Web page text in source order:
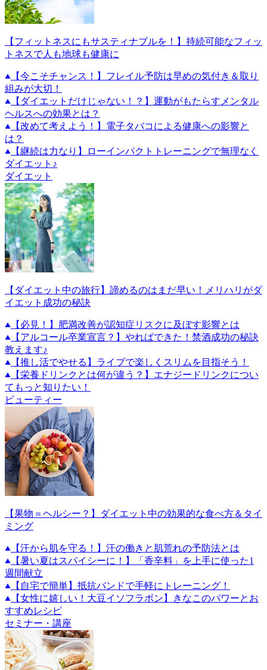
【フィットネスにもサスティナブルを！】持続可能なフィッ
トネスで人も地球も健康に
【今こそチャンス！】フレイル予防は早めの気付き＆取り
組みが大切！
【ダイエットだけじゃない！？】運動がもたらすメンタル
ヘルスへの効果とは？
【改めて考えよう！】電子タバコによる健康への影響と
は？
【継続は力なり】ローインパクトトレーニングで無理なく
ダイエット♪
ダイエット
【ダイエット中の旅行】諦めるのはまだ早い！メリハリがダ
イエット成功の秘訣
【必見！】肥満改善が認知症リスクに及ぼす影響とは
【アルコール卒業宣言？】やればできた！禁酒成功の秘訣
教えます♪
【推し活でやせる】ライブで楽しくスリムを目指そう！
【栄養ドリンクとは何が違う？】エナジードリンクについ
てもっと知りたい！
ビューティー
【果物＝ヘルシー？】ダイエット中の効果的な食べ方＆タイ
ミング
【汗から肌を守る！】汗の働きと肌荒れの予防法とは
【暑い夏はスパイシーに！】「香辛料」を上手に使った1
週間献立
【自宅で簡単】抵抗バンドで手軽にトレーニング！
【女性に嬉しい！大豆イソフラボン】きなこのパワーとお
すすめレシピ
セミナー・講座